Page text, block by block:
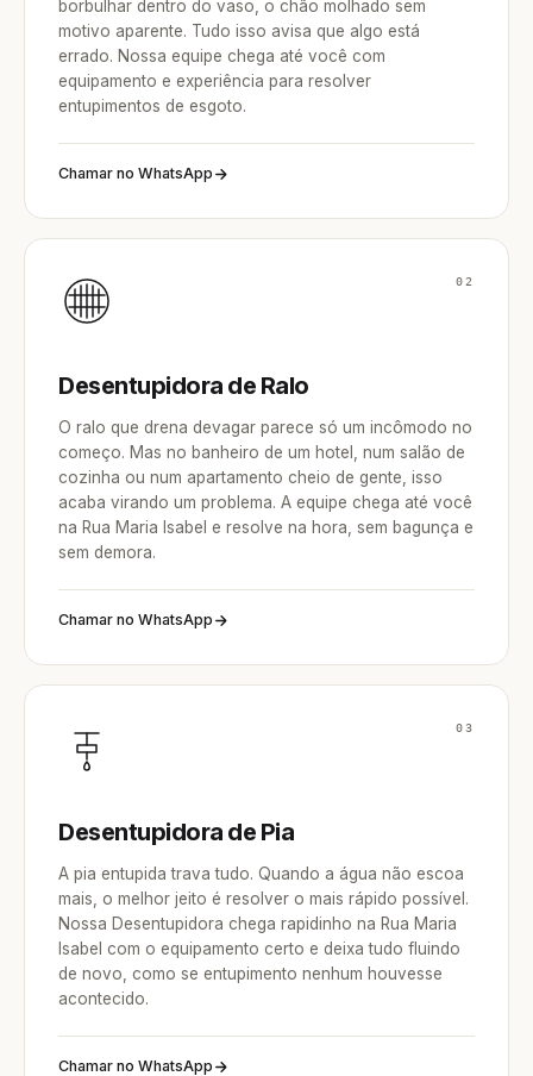
borbulhar dentro do vaso, o chão molhado sem
motivo aparente. Tudo isso avisa que algo está
errado. Nossa equipe chega até você com
equipamento e experiência para resolver
entupimentos de esgoto.
Chamar no WhatsApp
02
Desentupidora de Ralo
O ralo que drena devagar parece só um incômodo no
começo. Mas no banheiro de um hotel, num salão de
cozinha ou num apartamento cheio de gente, isso
acaba virando um problema. A equipe chega até você
na Rua Maria Isabel e resolve na hora, sem bagunça e
sem demora.
Chamar no WhatsApp
03
Desentupidora de Pia
A pia entupida trava tudo. Quando a água não escoa
mais, o melhor jeito é resolver o mais rápido possível.
Nossa Desentupidora chega rapidinho na Rua Maria
Isabel com o equipamento certo e deixa tudo fluindo
de novo, como se entupimento nenhum houvesse
acontecido.
Chamar no WhatsApp